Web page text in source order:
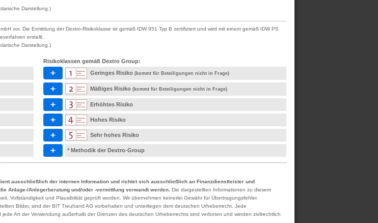
Darstellung.)
vor. Die Ermittlung der Dextro-Risikoklasse ist gemäß IDW 951 Typ B zertifiziert und wird mit einem gemäß IDW PS
erstellt.
Darstellung.)
Risikoklassen gemäß Dextro Group:
Geringes Risiko(kommt für Beteiligungen nicht in Frage)
Mäßiges Risiko(kommt für Beteiligungen nicht in Frage)
Erhöhtes Risiko
Hohes Risiko
Sehr hohes Risiko
* Methodik der Dextro-Group
ausschließlich der internen Information und richtet sich ausschließlich an Finanzdienstleister und
Anlage-/Anlegerberatung und/oder -vermittlung verwandt werden. Die dargestellten Informationen zu diesem
Vollständigkeit und Plausibilität geprüft worden. Wir übernehmen keinerlei Gewähr für Übertragungsfehler.
Bilder, sind der BIT Treuhand AG vorbehalten und unterliegen dem deutschen Urheberrecht. Jede
Art der Verwendung außerhalb der Grenzen des deutschen Urheberrechts sind verboten und werden zivilrechtlich